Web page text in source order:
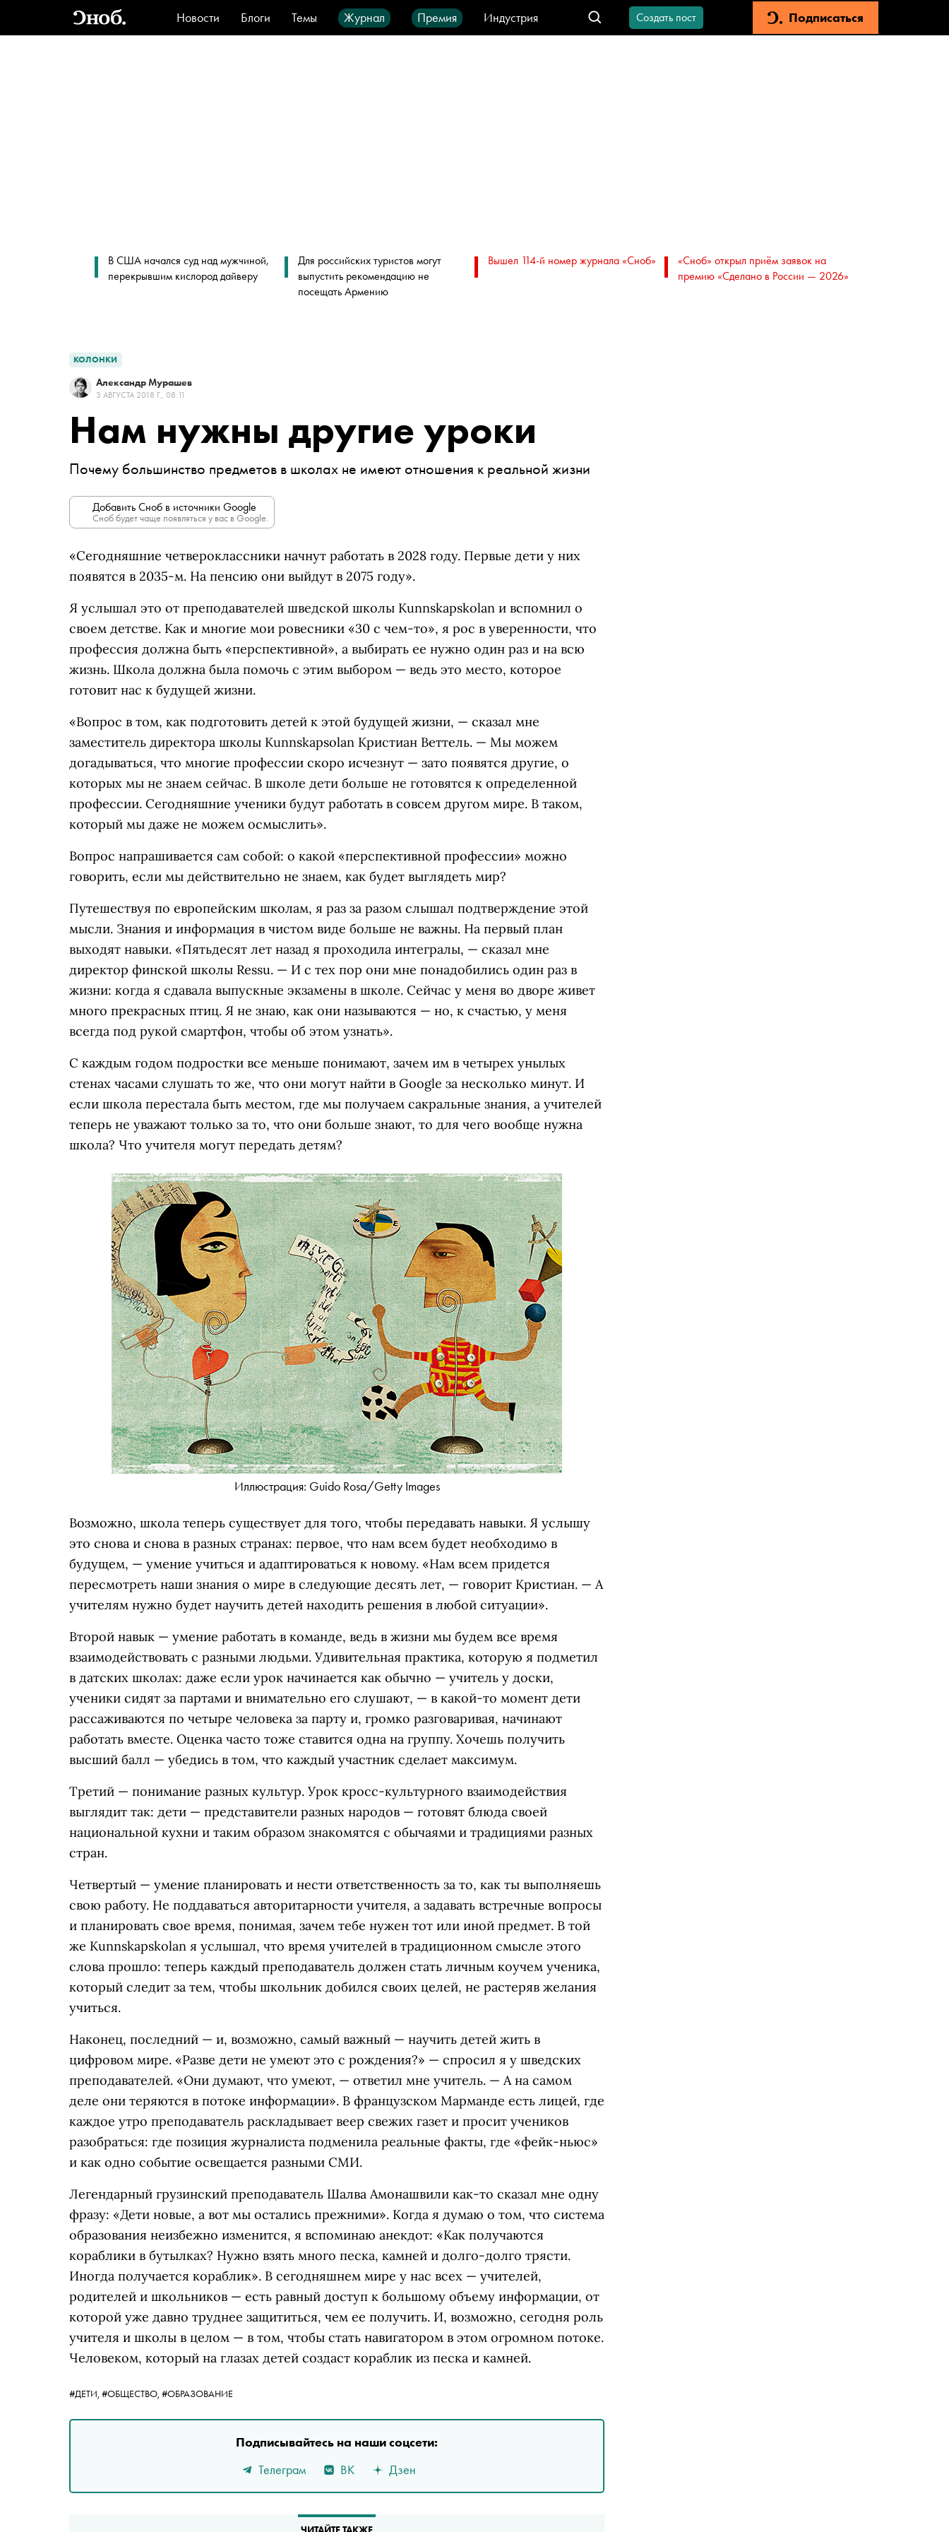
Новости Блоги Темы Журнал Премия
Индустрия
Стиль
Видео Город IT-продукты
Создать пост Подписаться
В США начался суд над мужчиной,
перекрывшим кислород дайверу
Для российских туристов могут
выпустить рекомендацию не
посещать Армению
Вышел 114-й номер журнала «Сноб»
«Сноб» открыл приём заявок на
премию «Сделано в России — 2026»
КОЛОНКИ
Александр Мурашев
3 АВГУСТА 2018 Г., 08:11
Нам нужны другие уроки
Почему большинство предметов в школах не имеют отношения к реальной жизни
Добавить Сноб в источники Google
Сноб будет чаще появляться у вас в Google.
«Сегодняшние четвероклассники начнут работать в 2028 году. Первые дети у них
появятся в 2035-м. На пенсию они выйдут в 2075 году».
Я услышал это от преподавателей шведской школы Kunnskapskolan и вспомнил о
своем детстве. Как и многие мои ровесники «30 с чем-то», я рос в уверенности, что
профессия должна быть «перспективной», а выбирать ее нужно один раз и на всю
жизнь. Школа должна была помочь с этим выбором — ведь это место, которое
готовит нас к будущей жизни.
«Вопрос в том, как подготовить детей к этой будущей жизни, — сказал мне
заместитель директора школы Kunnskapsolan Кристиан Веттель. — Мы можем
догадываться, что многие профессии скоро исчезнут — зато появятся другие, о
которых мы не знаем сейчас. В школе дети больше не готовятся к определенной
профессии. Сегодняшние ученики будут работать в совсем другом мире. В таком,
который мы даже не можем осмыслить».
Вопрос напрашивается сам собой: о какой «перспективной профессии» можно
говорить, если мы действительно не знаем, как будет выглядеть мир?
Путешествуя по европейским школам, я раз за разом слышал подтверждение этой
мысли. Знания и информация в чистом виде больше не важны. На первый план
выходят навыки. «Пятьдесят лет назад я проходила интегралы, — сказал мне
директор финской школы Ressu. — И с тех пор они мне понадобились один раз в
жизни: когда я сдавала выпускные экзамены в школе. Сейчас у меня во дворе живет
много прекрасных птиц. Я не знаю, как они называются — но, к счастью, у меня
всегда под рукой смартфон, чтобы об этом узнать».
С каждым годом подростки все меньше понимают, зачем им в четырех унылых
стенах часами слушать то же, что они могут найти в Google за несколько минут. И
если школа перестала быть местом, где мы получаем сакральные знания, а учителей
теперь не уважают только за то, что они больше знают, то для чего вообще нужна
школа? Что учителя могут передать детям?
Иллюстрация: Guido Rosa/Getty Images
Возможно, школа теперь существует для того, чтобы передавать навыки. Я услышу
это снова и снова в разных странах: первое, что нам всем будет необходимо в
будущем, — умение учиться и адаптироваться к новому. «Нам всем придется
пересмотреть наши знания о мире в следующие десять лет, — говорит Кристиан. — А
учителям нужно будет научить детей находить решения в любой ситуации».
Второй навык — умение работать в команде, ведь в жизни мы будем все время
взаимодействовать с разными людьми. Удивительная практика, которую я подметил
в датских школах: даже если урок начинается как обычно — учитель у доски,
ученики сидят за партами и внимательно его слушают, — в какой-то момент дети
рассаживаются по четыре человека за парту и, громко разговаривая, начинают
работать вместе. Оценка часто тоже ставится одна на группу. Хочешь получить
высший балл — убедись в том, что каждый участник сделает максимум.
Третий — понимание разных культур. Урок кросс-культурного взаимодействия
выглядит так: дети — представители разных народов — готовят блюда своей
национальной кухни и таким образом знакомятся с обычаями и традициями разных
стран.
Четвертый — умение планировать и нести ответственность за то, как ты выполняешь
свою работу. Не поддаваться авторитарности учителя, а задавать встречные вопросы
и планировать свое время, понимая, зачем тебе нужен тот или иной предмет. В той
же Kunnskapskolan я услышал, что время учителей в традиционном смысле этого
слова прошло: теперь каждый преподаватель должен стать личным коучем ученика,
который следит за тем, чтобы школьник добился своих целей, не растеряв желания
учиться.
Наконец, последний — и, возможно, самый важный — научить детей жить в
цифровом мире. «Разве дети не умеют это с рождения?» — спросил я у шведских
преподавателей. «Они думают, что умеют, — ответил мне учитель. — А на самом
деле они теряются в потоке информации». В французском Марманде есть лицей, где
каждое утро преподаватель раскладывает веер свежих газет и просит учеников
разобраться: где позиция журналиста подменила реальные факты, где «фейк-ньюс»
и как одно событие освещается разными СМИ.
Легендарный грузинский преподаватель Шалва Амонашвили как-то сказал мне одну
фразу: «Дети новые, а вот мы остались прежними». Когда я думаю о том, что система
образования неизбежно изменится, я вспоминаю анекдот: «Как получаются
кораблики в бутылках? Нужно взять много песка, камней и долго-долго трясти.
Иногда получается кораблик». В сегодняшнем мире у нас всех — учителей,
родителей и школьников — есть равный доступ к большому объему информации, от
которой уже давно труднее защититься, чем ее получить. И, возможно, сегодня роль
учителя и школы в целом — в том, чтобы стать навигатором в этом огромном потоке.
Человеком, который на глазах детей создаст кораблик из песка и камней.
#ДЕТИ, #ОБЩЕСТВО, #ОБРАЗОВАНИЕ
Подписывайтесь на наши соцсети:
Телеграм
ВК Дзен